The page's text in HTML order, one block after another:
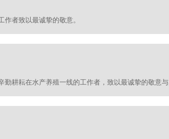
者致以最诚挚的敬意。
耕耘在水产养殖一线的工作者，致以最诚挚的敬意与